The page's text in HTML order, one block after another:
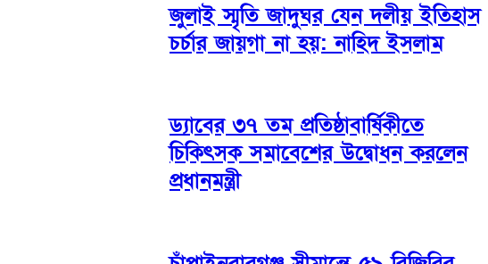
জুলাই স্মৃতি জাদুঘর যেন দলীয় ইতিহাস
চর্চার জায়গা না হয়: নাহিদ ইসলাম
ড্যাবের ৩৭ তম প্রতিষ্ঠাবার্ষিকীতে
চিকিৎসক সমাবেশের উদ্বোধন করলেন
প্রধানমন্ত্রী